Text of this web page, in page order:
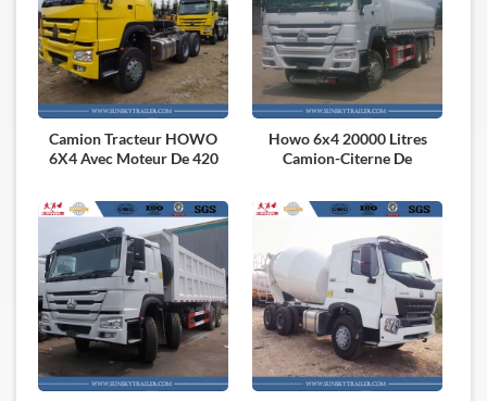
Camion Tracteur HOWO
6X4 Avec Moteur De 420
Howo 6x4 20000 Litres
Camion-Citerne De